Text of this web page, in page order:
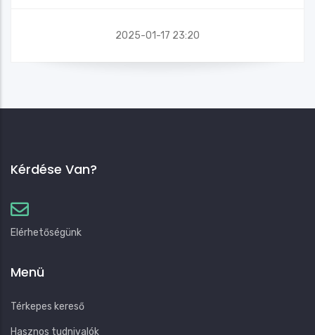
2025-01-17 23:20
Kérdése Van?
Elérhetőségünk
Menü
Térkepes kereső
Hasznos tudnivalók